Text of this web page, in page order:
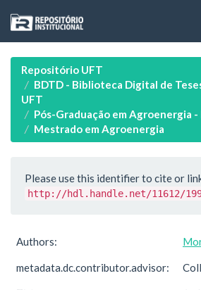
navigation
Repositório UFT
BDTD - Biblioteca Digital de
UFT
Pós-Graduação em Agroenergia -
Mestrado em Agroenergia
Please use this identifier to cite or
http://hdl.handle.net/11612/
Authors:
metadata.dc.contributor.advisor: